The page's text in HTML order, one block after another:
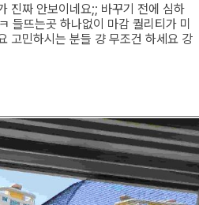
진짜 안보이네요;; 바꾸기 전에 심하
들뜨는곳 하나없이 마감 퀄리티가 미
고민하시는 분들 걍 무조건 하세요 강